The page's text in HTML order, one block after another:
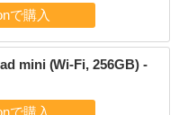
mini (Wi-Fi, 256GB) -